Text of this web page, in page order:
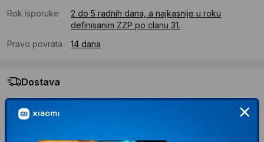
Rok isporuke
2 do 5 radnih dana, a najkasnije u roku
definisanim ZZP po clanu 31.
Pravo povrata
14 dana
Dostava
Standardna dostava se očekuje u roku od 2 do 5 radnih
dana